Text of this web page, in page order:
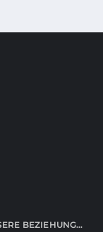
BEZIEHUNG…